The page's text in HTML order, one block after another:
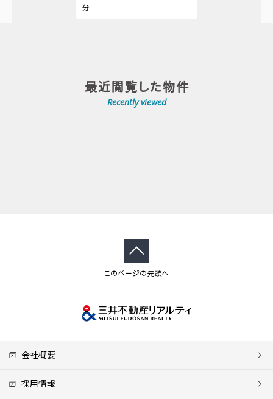
分
最近閲覧した物件
Recently viewed
このページの先頭へ
会社概要
採用情報